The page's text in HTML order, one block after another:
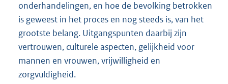
onderhandelingen, en hoe de bevolking betrokken
is geweest in het proces en nog steeds is, van het
grootste belang. Uitgangspunten daarbij zijn
vertrouwen, culturele aspecten, gelijkheid voor
mannen en vrouwen, vrijwilligheid en
zorgvuldigheid.